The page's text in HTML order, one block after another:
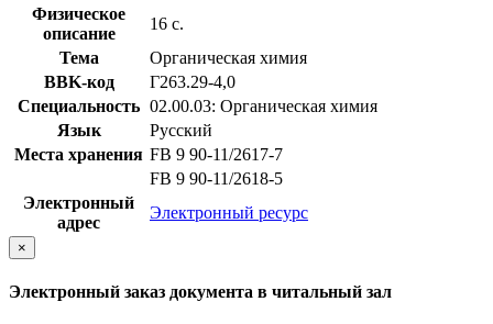
Физическое
описание
16 с.
Тема
Органическая химия
BBK-код
Г263.29-4,0
Специальность 02.00.03: Органическая химия
Язык
Русский
Места хранения FB 9 90-11/2617-7
FB 9 90-11/2618-5
Электронный
адрес
Электронный ресурс
×
Электронный заказ документа в читальный зал